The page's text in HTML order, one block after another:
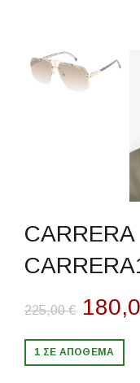
CARRERA
225,00€
price
1 ΣΕ ΑΠΌΘΕΜΑ